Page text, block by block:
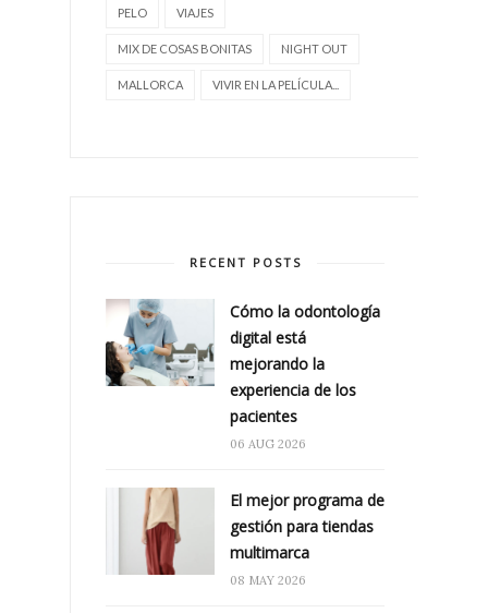
PELO VIAJES
MIX DE COSAS BONITAS NIGHT OUT
MALLORCA VIVIR EN LA PELÍCULA...
RECENT POSTS
Cómo la odontología
digital está
mejorando la
experiencia de los
pacientes
06 AUG 2026
El mejor programa de
gestión para tiendas
multimarca
08 MAY 2026